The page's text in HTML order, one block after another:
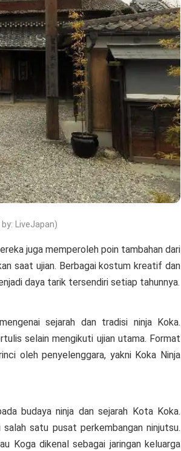
LiveJapan)
juga memperoleh poin tambahan dari
saat ujian. Berbagai kostum kreatif dan
daya tarik tersendiri setiap tahunnya.
sejarah dan tradisi ninja Koka.
selain mengikuti ujian utama. Format
oleh penyelenggara, yakni Koka Ninja
budaya ninja dan sejarah Kota Koka.
satu pusat perkembangan ninjutsu.
Koga dikenal sebagai jaringan keluarga